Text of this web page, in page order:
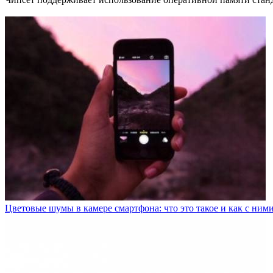
Цветовые шумы в камере смартфона: что это такое и как с